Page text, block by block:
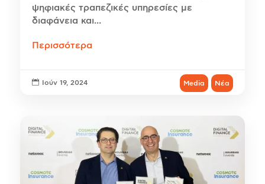
Media Νέα
ψηφιακές τραπεζικές υπηρεσίες με
διαφάνεια και...
Περισσότερα
 Ιούν 19, 2024